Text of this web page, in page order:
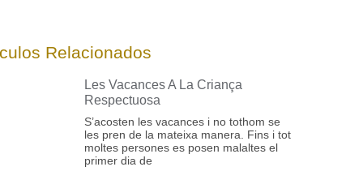
Relacionados
Les Vacances A La Criança
Respectuosa
S’acosten les vacances i no tothom se
les pren de la mateixa manera. Fins i tot
moltes persones es posen malaltes el
primer dia de